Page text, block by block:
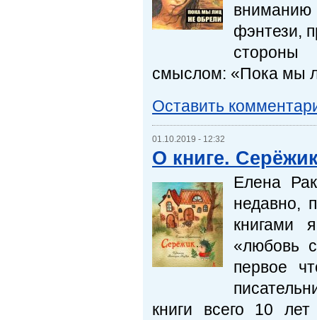
фэнтези,
стороны
смыслом: «Пока мы
Оставить
01.10.2019 - 12:32
О книге.
Елена
недавно,
книгами
«любовь
первое
книги всего 10